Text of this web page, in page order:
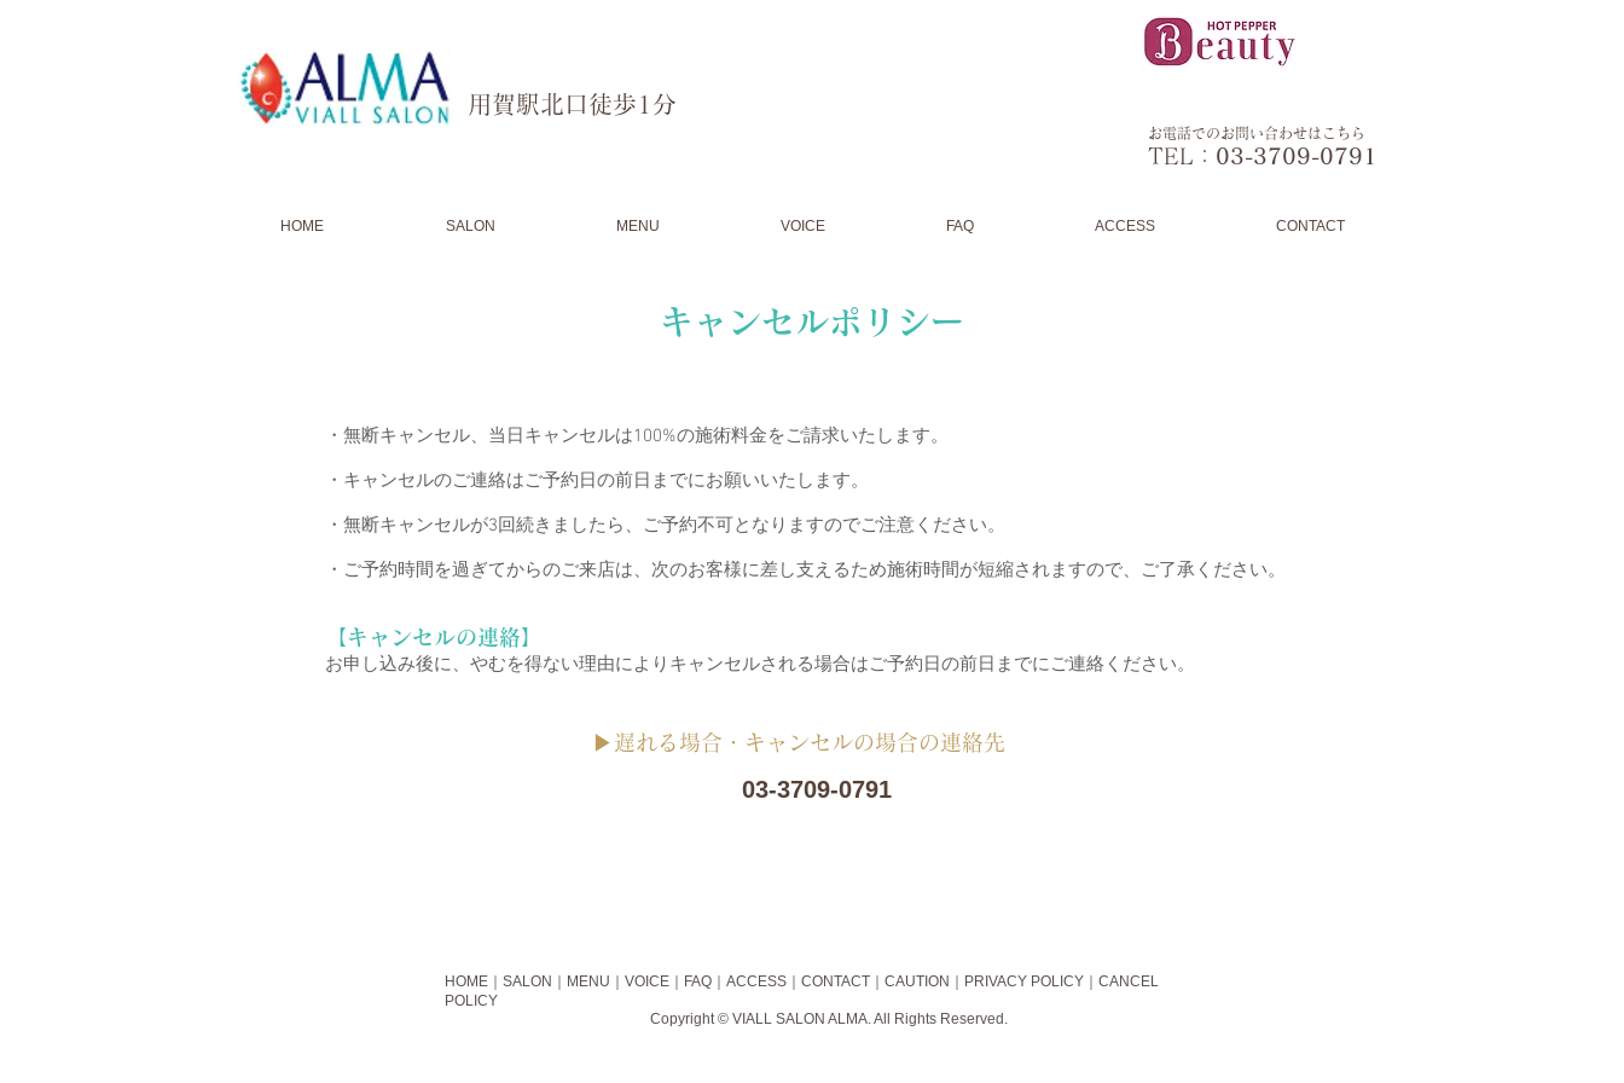
​用賀駅北口徒歩1分
お電話でのお問い合わせはこちら
TEL：​ 03-3709-0791
HOME SALON MENU VOICE FAQ ACCESS CONTACT
​キャンセルポリシー
・無断キャンセル、当日キャンセルは100%の施術料金をご請求いたします。
・キャンセルのご連絡はご予約日の前日までにお願いいたします。
・無断キャンセルが3回続きましたら、ご予約不可となりますのでご注意ください。
・ご予約時間を過ぎてからのご来店は、次のお客様に差し支えるため施術時間が短縮されますので、ご了承ください。
【キャンセルの連絡】
お申し込み後に、やむを得ない理由によりキャンセルされる場合はご予約日の前日までにご連絡ください。
▶遅れる場合・キャンセルの場合の連絡先
03-3709-0791
HOME SALON ｜MENU｜ VOICE FAQ ACCESS CONTACT CAUTION PRIVACY POLICY
CANCEL
POLICY
Copyright © VIALL SALON ALMA. All Rights Reserved.